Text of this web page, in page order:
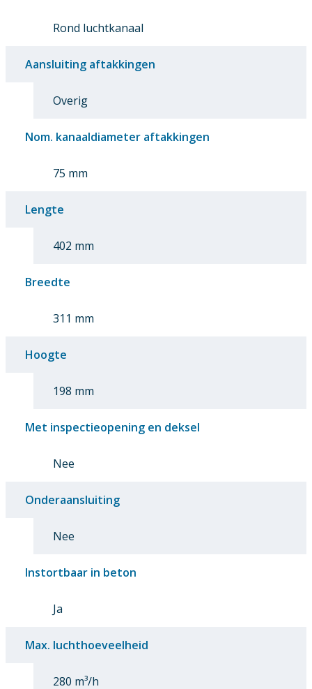
Rond luchtkanaal
Aansluiting aftakkingen
Overig
Nom. kanaaldiameter aftakkingen
75 mm
Lengte
402 mm
Breedte
311 mm
Hoogte
198 mm
Met inspectieopening en deksel
Nee
Onderaansluiting
Nee
Instortbaar in beton
Ja
Max. luchthoeveelheid
280 m³/h